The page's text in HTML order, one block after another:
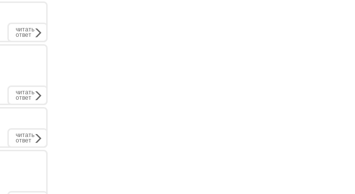
читать
ответ
читать
ответ
читать
ответ